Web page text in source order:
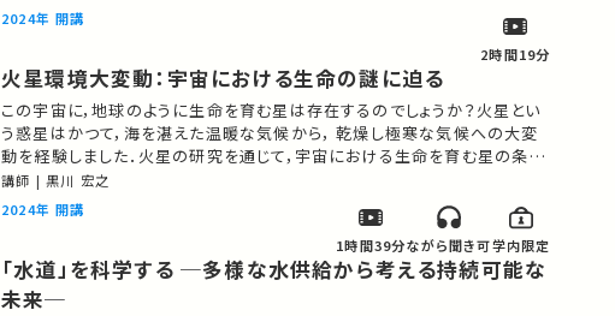
2024年 開講
2時間19分
火星環境大変動：宇宙における生命の謎に迫る
この宇宙に，地球のように生命を育む星は存在するのでしょうか？火星とい
う惑星はかつて，海を湛えた温暖な気候から， 乾燥し極寒な気候への大変
動を経験しました．火星の研究を通じて，宇宙における生命を育む星の条件
に迫ります． 講師：黒川 宏之 ★高校生と大学生のための金曜特別講座 ★
あなたのシェアが、ほかの誰かの学びに繋がるかもしれません。 お気に入
りの講義・講演があればSNSなどでシェアをお願いします…
講師 | 黒川 宏之
2024年 開講
1時間39分ながら聞き可学内限定
「水道」を科学する ─多様な水供給から考える持続可能な
未来─